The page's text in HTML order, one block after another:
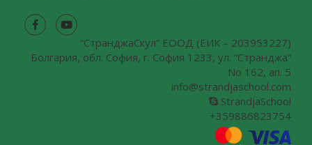
“СтранджаCкул” ЕООД (ЕИК – 203953227)
Болгария, обл. София, г. София 1233, ул. “Странджа”
No 162, ап. 5
info@strandjaschool.com
StrandjaSchool
+359886823754